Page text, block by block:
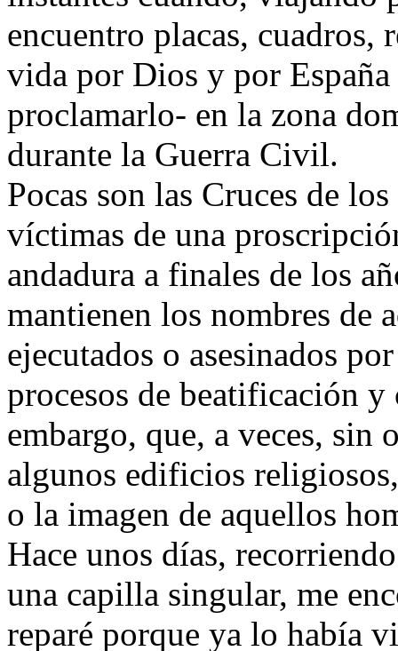
encuentro placas, cuadros,
vida por Dios y por
proclamarlo- en la zona
durante la Guerra Civil.
Pocas son las Cruces de
víctimas de una
andadura a finales de los
mantienen los nombres de
ejecutados o asesinados
procesos de beatificación
embargo, que, a veces, sin
algunos edificios
o la imagen de aquellos
Hace unos días,
una capilla singular, me
reparé porque ya lo había